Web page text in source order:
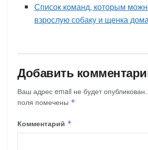
Список команд, которым
взрослую собаку и щенка
Добавить
Ваш адрес email не будет опубликован.
поля помечены *
Комментарий *